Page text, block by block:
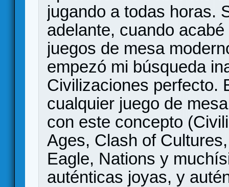
jugando a todas horas.
adelante, cuando
juegos de mesa
empezó mi búsqueda
Civilizaciones perfecto.
cualquier juego de
con este concepto
Ages, Clash of
Eagle, Nations y
auténticas joyas, y